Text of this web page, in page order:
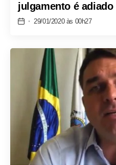
julgamento é adiado
29/01/2020 às 00h27